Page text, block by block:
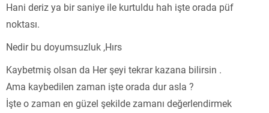
Hani deriz ya bir saniye ile kurtuldu hah işte orada püf
noktası.
Nedir bu doyumsuzluk ,Hırs
Kaybetmiş olsan da Her şeyi tekrar kazana bilirsin .
Ama kaybedilen zaman işte orada dur asla ?
İşte o zaman en güzel şekilde zamanı değerlendirmek